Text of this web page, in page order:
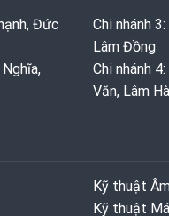
Đức
Chi nhánh
Lâm Đồng
Chi nhánh
Văn, Lâm
Kỹ thuật
Kỹ thuật